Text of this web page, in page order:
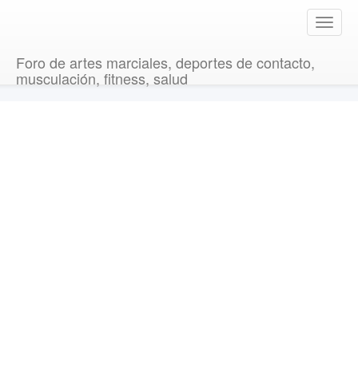
T
o
Foro de artes marciales, deportes de contacto,
musculación, fitness, salud